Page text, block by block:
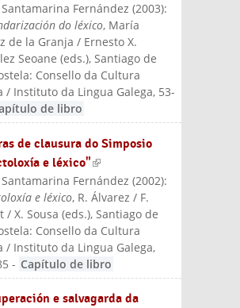
Fernández (2003):
do léxico, María
de la Granja / Ernesto X.
Seoane (eds.), Santiago de
Consello da Cultura
/ Instituto da Lingua Galega, 53-
de libro
de clausura do Simposio
e léxico"(link is external)
Fernández (2002):
e léxico, R. Álvarez / F.
/ X. Sousa (eds.), Santiago de
Consello da Cultura
/ Instituto da Lingua Galega,
- Capítulo de libro
e salvagarda da